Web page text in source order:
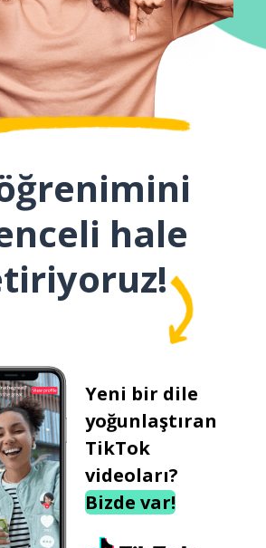
hale
Yeni bir dile
yoğunlaştıran
TikTok
videoları?
Bizde var!